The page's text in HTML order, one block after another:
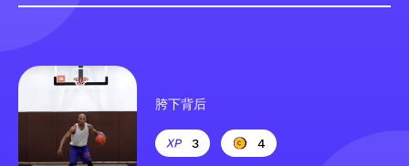
胯下背后
3 4